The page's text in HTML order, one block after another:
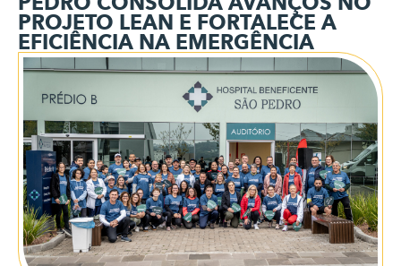
PROJETO LEAN E FORTALECE A
EFICIÊNCIA NA EMERGÊNCIA